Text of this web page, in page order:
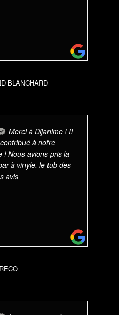
BLANCHARD
Merci à Dijanime ! Il
à notre
! Nous avions pris la
à vinyle, le tub des
avis